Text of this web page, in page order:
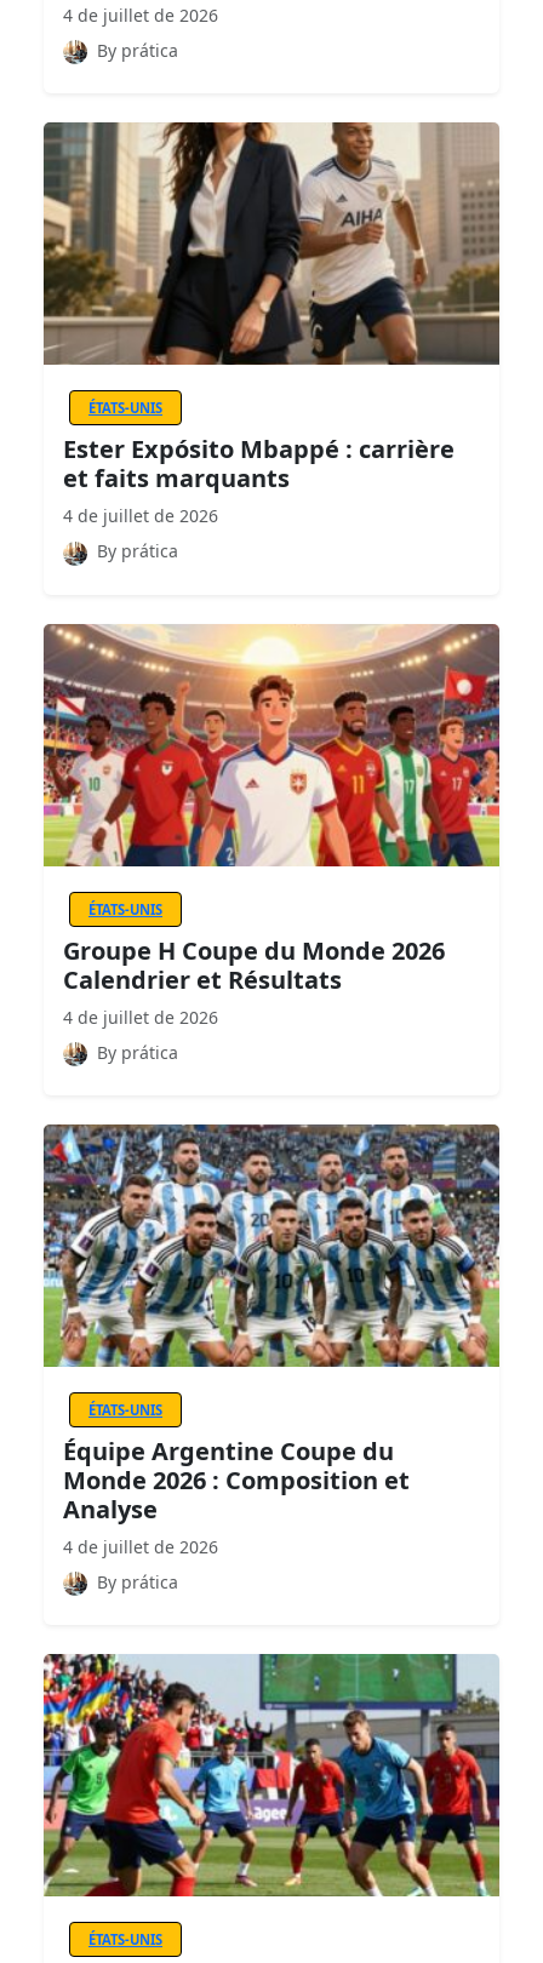
4 de juillet de 2026
By prática
ÉTATS-UNIS
Ester Expósito Mbappé : carrière
et faits marquants
4 de juillet de 2026
By prática
ÉTATS-UNIS
Groupe H Coupe du Monde 2026
Calendrier et Résultats
4 de juillet de 2026
By prática
ÉTATS-UNIS
Équipe Argentine Coupe du
Monde 2026 : Composition et
Analyse
4 de juillet de 2026
By prática
ÉTATS-UNIS